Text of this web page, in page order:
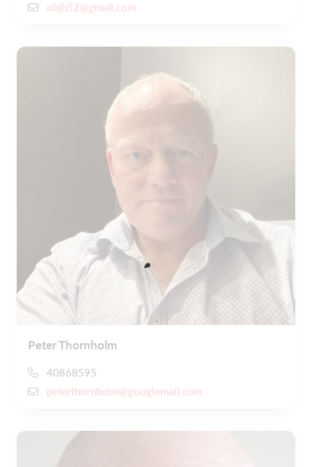
objh52@gmail.com
Peter Thornholm
40868595
peterthornholm@googlemail.com